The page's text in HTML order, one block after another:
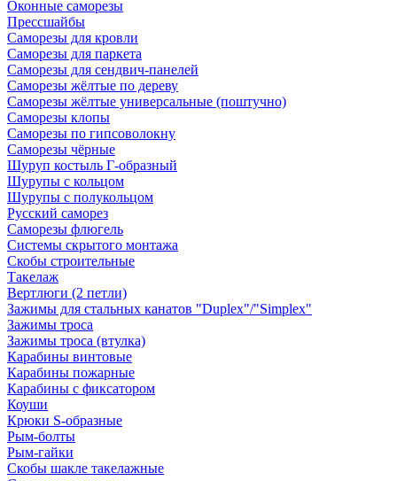
Оконные саморезы
Прессшайбы
Саморезы для кровли
Саморезы для паркета
Саморезы для сендвич-панелей
Саморезы жёлтые по дереву
Саморезы жёлтые универсальные (поштучно)
Саморезы клопы
Саморезы по гипсоволокну
Саморезы чёрные
Шуруп костыль Г-образный
Шурупы с кольцом
Шурупы с полукольцом
Русский саморез
Саморезы флюгель
Системы скрытого монтажа
Скобы строительные
Такелаж
Вертлюги (2 петли)
Зажимы для стальных канатов "Duplex"/"Simplex"
Зажимы троса
Зажимы троса (втулка)
Карабины винтовые
Карабины пожарные
Карабины с фиксатором
Коуши
Крюки S-образные
Рым-болты
Рым-гайки
Скобы шакле такелажные